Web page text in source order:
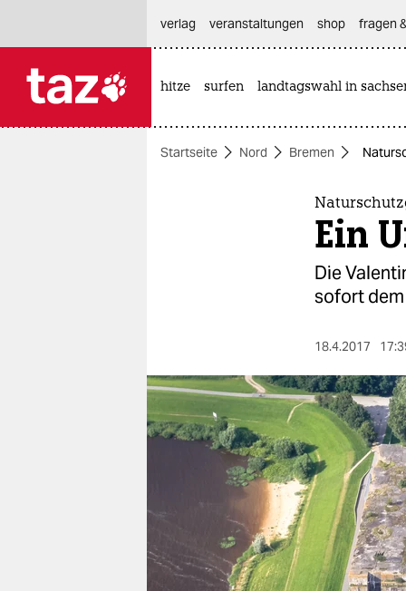
themen
berlin
nord
wahrheit
verlag
verlag
veranstaltungen shop fragen
hitze surfen landtagswahl in
Startseite Nord Bremen
Ein
Die
sofort dem
18.4.2017